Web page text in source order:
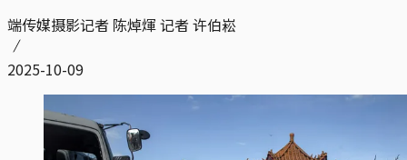
端传媒摄影记者 陈焯煇 记者 许伯崧
2025-10-09